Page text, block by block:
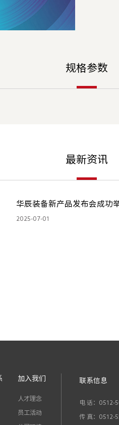
规格参数
最新资讯
华辰装备新产品发布会成功
2025-07-01
加入我们
人才理念
员工活动
联系信息
电 话：0512-
传 真：0512-